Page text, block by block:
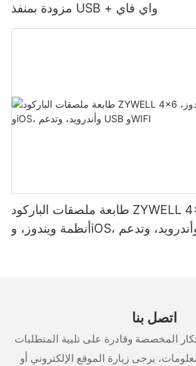
مزودة بمنفذ USB + واي فاي
طابعة ملصقات الباركود ZYWELL 4x6 متوافقة مع
اتصل بنا
المخصصة وقادرة على تلبية المتطلبات
يرجى زيارة الموقع الإلكتروني أو